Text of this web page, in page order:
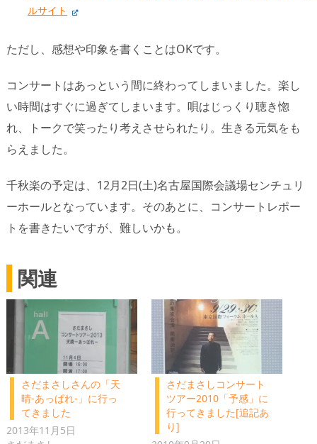
ルサイト
ただし、感想や印象を書くことはOKです。
コンサートはあっという間に終わってしまいました。楽し
い時間はすぐに過ぎてしまいます。唄はじっくり聴き惚
れ、トークで笑ったり考えさせられたり。生きる元気をも
らえました。
千秋楽の予定は、12月2日(土)名古屋国際会議場センチュリ
ーホールとなっています。そのあとに、コンサートレポー
トを書きたいですが、難しいかも。
関連
さだまさしさんの「天
晴-あっぱれ-」に行っ
てきました
2013年11月5日
さだまさしコンサート
ツアー2010「予感」に
行ってきました[追記あ
り]